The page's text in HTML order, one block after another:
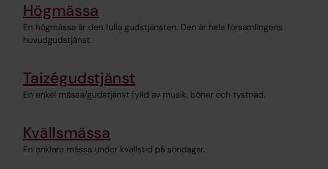
Högmässa
En högmässa är den fulla gudstjänsten. Den är hela församlingens
huvudgudstjänst.
Taizégudstjänst
En enkel mässa/gudstjänst fylld av musik, böner och tystnad.
Kvällsmässa
En enklare mässa under kvällstid på söndagar.